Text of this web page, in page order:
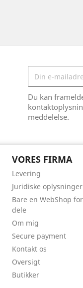
Du kan
meddelelse.
VORES FIRMA
Levering
Juridiske oplysninger
Bare en WebShop
dele
Om mig
Secure payment
Kontakt os
Oversigt
Butikker